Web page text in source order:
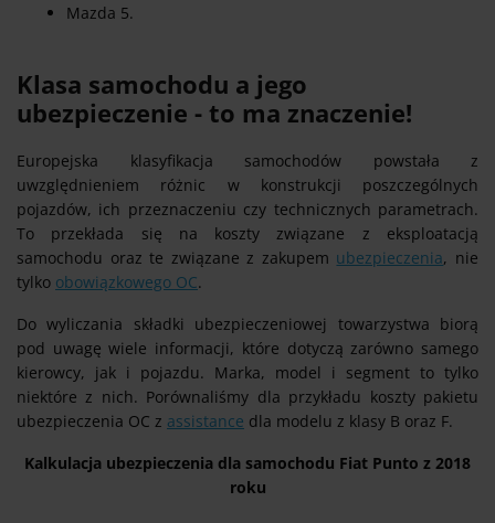
Mazda 5.
Klasa samochodu a jego
ubezpieczenie - to ma znaczenie!
Europejska klasyfikacja samochodów powstała z
uwzględnieniem różnic w konstrukcji poszczególnych
pojazdów, ich przeznaczeniu czy technicznych parametrach.
To przekłada się na koszty związane z eksploatacją
samochodu oraz te związane z zakupem ubezpieczenia, nie
tylko obowiązkowego OC.
Do wyliczania składki ubezpieczeniowej towarzystwa biorą
pod uwagę wiele informacji, które dotyczą zarówno samego
kierowcy, jak i pojazdu. Marka, model i segment to tylko
niektóre z nich. Porównaliśmy dla przykładu koszty pakietu
ubezpieczenia OC z assistance dla modelu z klasy B oraz F.
Kalkulacja ubezpieczenia dla samochodu Fiat Punto z 2018
roku